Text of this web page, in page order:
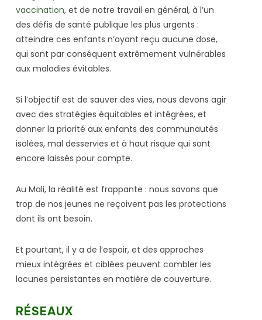
vaccination, et de notre travail en général, à l’un
des défis de santé publique les plus urgents :
atteindre ces enfants n’ayant reçu aucune dose,
qui sont par conséquent extrêmement vulnérables
aux maladies évitables.
Si l’objectif est de sauver des vies, nous devons agir
avec des stratégies équitables et intégrées, et
donner la priorité aux enfants des communautés
isolées, mal desservies et à haut risque qui sont
encore laissés pour compte.
Au Mali, la réalité est frappante : nous savons que
trop de nos jeunes ne reçoivent pas les protections
dont ils ont besoin.
Et pourtant, il y a de l’espoir, et des approches
mieux intégrées et ciblées peuvent combler les
lacunes persistantes en matière de couverture.
RÉSEAUX